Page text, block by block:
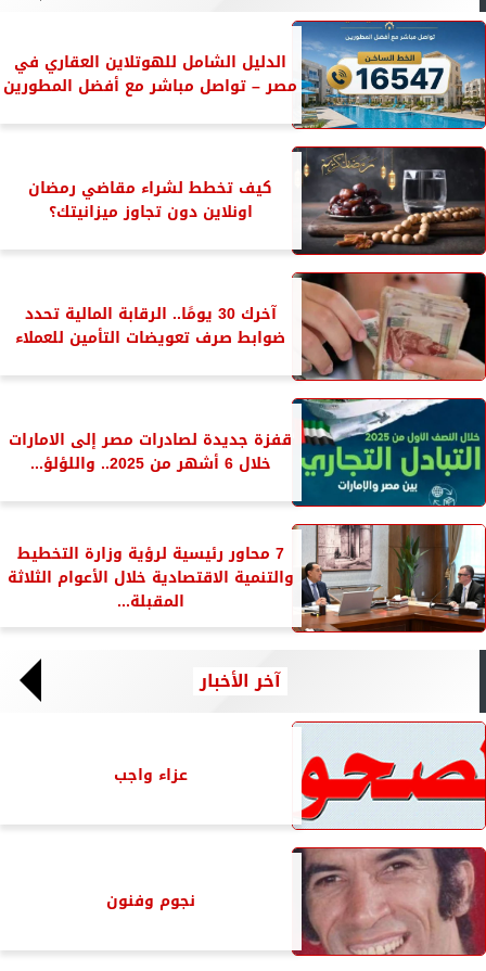
الدليل الشامل للهوتلاين العقاري في
مصر – تواصل مباشر مع أفضل المطورين
كيف تخطط لشراء مقاضي رمضان
اونلاين دون تجاوز ميزانيتك؟
آخرك 30 يومًا.. الرقابة المالية تحدد
ضوابط صرف تعويضات التأمين للعملاء
قفزة جديدة لصادرات مصر إلى الامارات
خلال 6 أشهر من 2025.. واللؤلؤ...
7 محاور رئيسية لرؤية وزارة التخطيط
والتنمية الاقتصادية خلال الأعوام الثلاثة
المقبلة...
آخر الأخبار
عزاء واجب
نجوم وفنون